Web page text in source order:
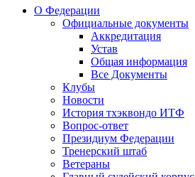
О Федерации
Официальные документы
Аккредитация
Устав
Общая информация
Все Документы
Клубы
Новости
История тхэквондо ИТФ
Вопрос-ответ
Президиум Федерации
Тренерский штаб
Ветераны